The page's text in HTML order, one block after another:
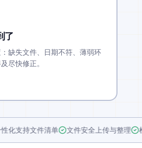
了
缺失文件、日期不符、薄弱环
尽快修正。
文件清单 文件安全上传与整理 检测缺